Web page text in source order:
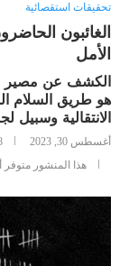
تحقيقات استقصائية
الغائبون
الأمل
الكشف عن مصير
هو طريق السلام
الانتقالية وسبيل
أغسطس 30, 2023
هذا المنشور متوفر